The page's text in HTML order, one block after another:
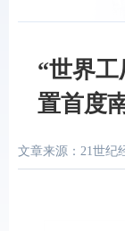
“世界
置首度
文章来源：21世纪